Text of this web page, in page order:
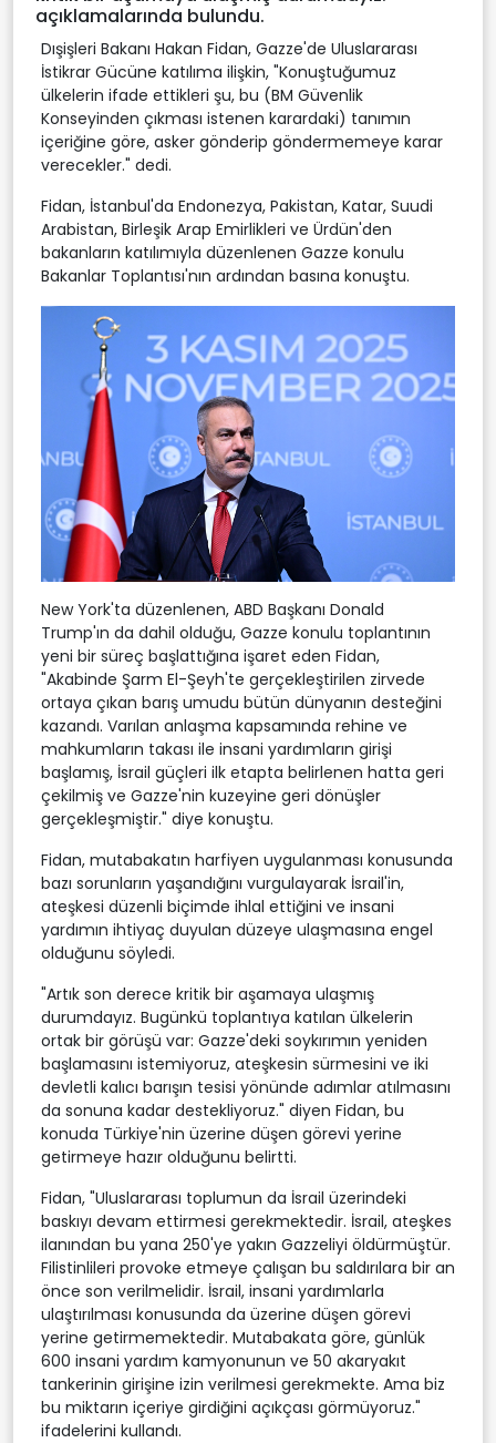
açıklamalarında bulundu.
Dışişleri Bakanı Hakan Fidan, Gazze'de Uluslararası
İstikrar Gücüne katılıma ilişkin, "Konuştuğumuz
ülkelerin ifade ettikleri şu, bu (BM Güvenlik
Konseyinden çıkması istenen karardaki) tanımın
içeriğine göre, asker gönderip göndermemeye karar
verecekler." dedi.
Fidan, İstanbul'da Endonezya, Pakistan, Katar, Suudi
Arabistan, Birleşik Arap Emirlikleri ve Ürdün'den
bakanların katılımıyla düzenlenen Gazze konulu
Bakanlar Toplantısı'nın ardından basına konuştu.
New York'ta düzenlenen, ABD Başkanı Donald
Trump'ın da dahil olduğu, Gazze konulu toplantının
yeni bir süreç başlattığına işaret eden Fidan,
"Akabinde Şarm El-Şeyh'te gerçekleştirilen zirvede
ortaya çıkan barış umudu bütün dünyanın desteğini
kazandı. Varılan anlaşma kapsamında rehine ve
mahkumların takası ile insani yardımların girişi
başlamış, İsrail güçleri ilk etapta belirlenen hatta geri
çekilmiş ve Gazze'nin kuzeyine geri dönüşler
gerçekleşmiştir." diye konuştu.
Fidan, mutabakatın harfiyen uygulanması konusunda
bazı sorunların yaşandığını vurgulayarak İsrail'in,
ateşkesi düzenli biçimde ihlal ettiğini ve insani
yardımın ihtiyaç duyulan düzeye ulaşmasına engel
olduğunu söyledi.
"Artık son derece kritik bir aşamaya ulaşmış
durumdayız. Bugünkü toplantıya katılan ülkelerin
ortak bir görüşü var: Gazze'deki soykırımın yeniden
başlamasını istemiyoruz, ateşkesin sürmesini ve iki
devletli kalıcı barışın tesisi yönünde adımlar atılmasını
da sonuna kadar destekliyoruz." diyen Fidan, bu
konuda Türkiye'nin üzerine düşen görevi yerine
getirmeye hazır olduğunu belirtti.
Fidan, "Uluslararası toplumun da İsrail üzerindeki
baskıyı devam ettirmesi gerekmektedir. İsrail, ateşkes
ilanından bu yana 250'ye yakın Gazzeliyi öldürmüştür.
Filistinlileri provoke etmeye çalışan bu saldırılara bir an
önce son verilmelidir. İsrail, insani yardımlarla
ulaştırılması konusunda da üzerine düşen görevi
yerine getirmemektedir. Mutabakata göre, günlük
600 insani yardım kamyonunun ve 50 akaryakıt
tankerinin girişine izin verilmesi gerekmekte. Ama biz
bu miktarın içeriye girdiğini açıkçası görmüyoruz."
ifadelerini kullandı.